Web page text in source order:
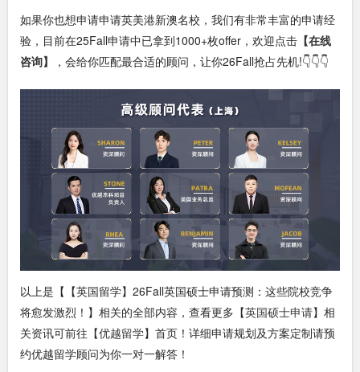
如果你也想申请申请英美港新澳名校，我们有非常丰富的申请经
验，目前在25Fall申请中已拿到1000+枚offer，欢迎点击 【在线
咨询】
，会给你匹配最合适的顾问，让你26Fall抢占先机!👇👇👇
以上是【【英国留学】26Fall英国硕士申请预测：这些院校竞争
将愈发激烈！】相关的全部内容，查看更多【英国硕士申请】相
关资讯可前往【优越留学】首页！详细申请规划及方案定制请预
约优越留学顾问为你一对一解答！